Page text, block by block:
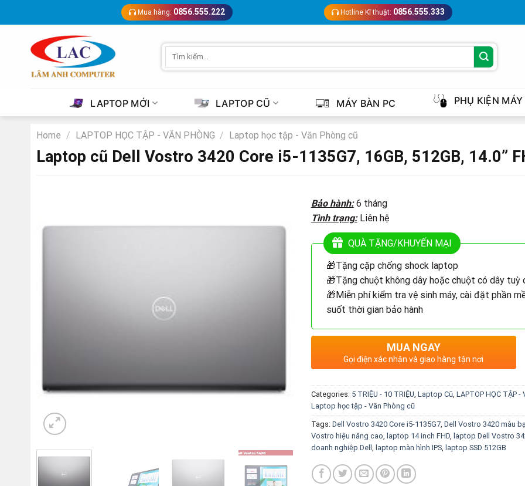
Mua hàng: 0856.555.222 Hotline Kĩ thuật: 0856.555.333
for:
LAPTOP MỚI LAPTOP CŨ MÁY BÀN PC PHỤ KIỆN
Home / LAPTOP HỌC TẬP - VĂN PHÒNG / Laptop học tập - Văn Phòng cũ
Laptop cũ Dell Vostro 3420 Core i5-1135G7, 16GB, 512GB, 14.0”
Bảo hành: 6 tháng
Tình trạng: Liên hệ
QUÀ TẶNG/KHUYẾN MẠI
🎁Tặng cặp chống shock laptop
🎁Tặng chuột không dây hoặc chuột có dây tuỳ
🎁Miễn phí kiểm tra vệ sinh máy, cài đặt phần
suốt thời gian bảo hành
MUA NGAY
Gọi điện xác nhận và giao hàng tận nơi
Categories: 5 TRIỆU - 10 TRIỆU, Laptop Cũ, LAPTOP HỌC TẬP -
Laptop học tập - Văn Phòng cũ
Tags: Dell Vostro 3420 Core i5-1135G7, Dell Vostro 3420 màu
Vostro hiệu năng cao, laptop 14 inch FHD, laptop Dell Vostro
doanh nghiệp Dell , laptop màn hình IPS, laptop SSD 512GB